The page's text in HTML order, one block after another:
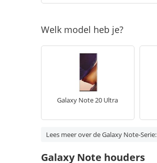
Welk model heb je?
Galaxy Note 20 Ultra
Lees meer over de Galaxy Note-Serie:
Galaxy Note houders